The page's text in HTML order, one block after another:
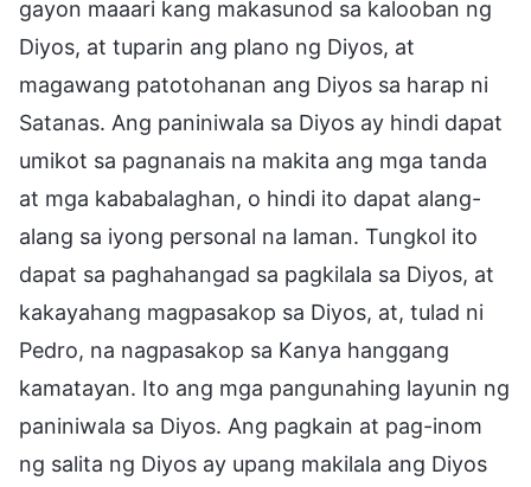
gayon maaari kang makasunod sa kalooban ng
Diyos, at tuparin ang plano ng Diyos, at
magawang patotohanan ang Diyos sa harap ni
Satanas. Ang paniniwala sa Diyos ay hindi dapat
umikot sa pagnanais na makita ang mga tanda
at mga kababalaghan, o hindi ito dapat alang-
alang sa iyong personal na laman. Tungkol ito
dapat sa paghahangad sa pagkilala sa Diyos, at
kakayahang magpasakop sa Diyos, at, tulad ni
Pedro, na nagpasakop sa Kanya hanggang
kamatayan. Ito ang mga pangunahing layunin ng
paniniwala sa Diyos. Ang pagkain at pag-inom
ng salita ng Diyos ay upang makilala ang Diyos